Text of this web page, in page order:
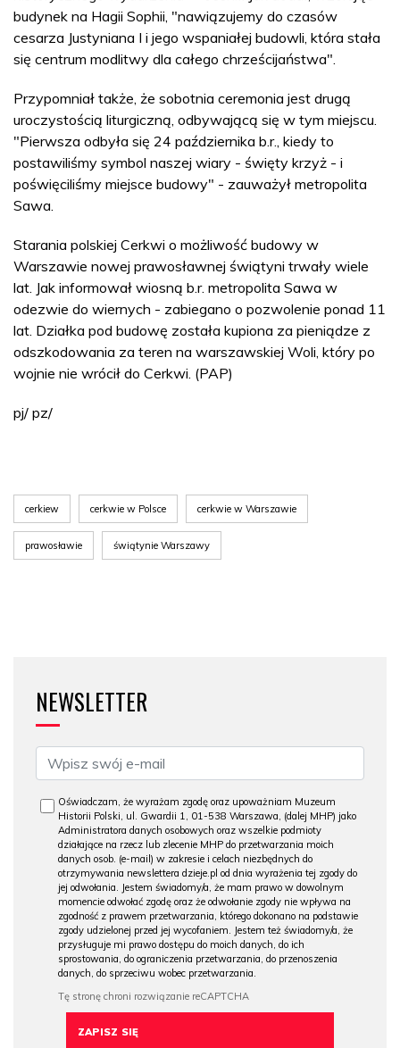
budynek na Hagii Sophii, "nawiązujemy do czasów
cesarza Justyniana I i jego wspaniałej budowli, która stała
się centrum modlitwy dla całego chrześcijaństwa".
Przypomniał także, że sobotnia ceremonia jest drugą
uroczystością liturgiczną, odbywającą się w tym miejscu.
"Pierwsza odbyła się 24 października b.r., kiedy to
postawiliśmy symbol naszej wiary - święty krzyż - i
poświęciliśmy miejsce budowy" - zauważył metropolita
Sawa.
Starania polskiej Cerkwi o możliwość budowy w
Warszawie nowej prawosławnej świątyni trwały wiele
lat. Jak informował wiosną b.r. metropolita Sawa w
odezwie do wiernych - zabiegano o pozwolenie ponad 11
lat. Działka pod budowę została kupiona za pieniądze z
odszkodowania za teren na warszawskiej Woli, który po
wojnie nie wrócił do Cerkwi. (PAP)
pj/ pz/
cerkiew cerkwie w Polsce cerkwie w Warszawie
prawosławie świątynie Warszawy
NEWSLETTER
Oświadczam, że wyrażam zgodę oraz upoważniam Muzeum
Historii Polski, ul. Gwardii 1, 01-538 Warszawa, (dalej MHP) jako
Administratora danych osobowych oraz wszelkie podmioty
działające na rzecz lub zlecenie MHP do przetwarzania moich
danych osob. (e-mail) w zakresie i celach niezbędnych do
otrzymywania newslettera dzieje.pl od dnia wyrażenia tej zgody do
jej odwołania. Jestem świadomy/a, że mam prawo w dowolnym
momencie odwołać zgodę oraz że odwołanie zgody nie wpływa na
zgodność z prawem przetwarzania, którego dokonano na podstawie
zgody udzielonej przed jej wycofaniem. Jestem też świadomy/a, że
przysługuje mi prawo dostępu do moich danych, do ich
sprostowania, do ograniczenia przetwarzania, do przenoszenia
danych, do sprzeciwu wobec przetwarzania.